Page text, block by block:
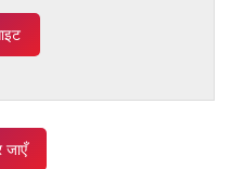
जाएँ